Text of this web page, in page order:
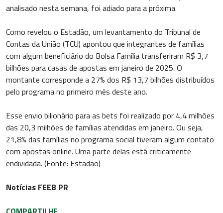
analisado nesta semana, foi adiado para a próxima.
Como revelou o Estadão, um levantamento do Tribunal de
Contas da União (TCU) apontou que integrantes de famílias
com algum beneficiário do Bolsa Família transferiram R$ 3,7
bilhões para casas de apostas em janeiro de 2025. O
montante corresponde a 27% dos R$ 13,7 bilhões distribuídos
pelo programa no primeiro mês deste ano.
Esse envio bilionário para as bets foi realizado por 4,4 milhões
das 20,3 milhões de famílias atendidas em janeiro. Ou seja,
21,8% das famílias no programa social tiveram algum contato
com apostas online. Uma parte delas está criticamente
endividada. (Fonte: Estadão)
Notícias FEEB PR